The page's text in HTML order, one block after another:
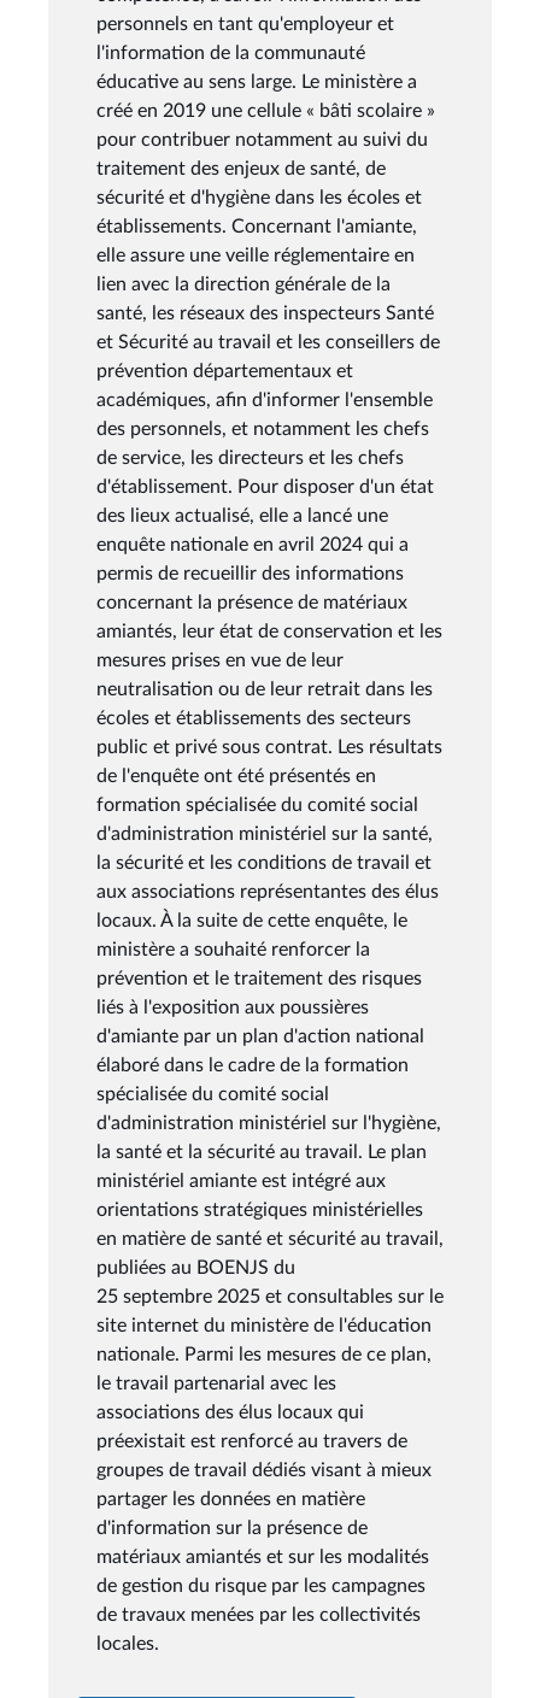
personnels en tant qu'employeur et
l'information de la communauté
éducative au sens large. Le ministère a
créé en 2019 une cellule « bâti scolaire »
pour contribuer notamment au suivi du
traitement des enjeux de santé, de
sécurité et d'hygiène dans les écoles et
établissements. Concernant l'amiante,
elle assure une veille réglementaire en
lien avec la direction générale de la
santé, les réseaux des inspecteurs Santé
et Sécurité au travail et les conseillers de
prévention départementaux et
académiques, afin d'informer l'ensemble
des personnels, et notamment les chefs
de service, les directeurs et les chefs
d'établissement. Pour disposer d'un état
des lieux actualisé, elle a lancé une
enquête nationale en avril 2024 qui a
permis de recueillir des informations
concernant la présence de matériaux
amiantés, leur état de conservation et les
mesures prises en vue de leur
neutralisation ou de leur retrait dans les
écoles et établissements des secteurs
public et privé sous contrat. Les résultats
de l'enquête ont été présentés en
formation spécialisée du comité social
d'administration ministériel sur la santé,
la sécurité et les conditions de travail et
aux associations représentantes des élus
locaux. À la suite de cette enquête, le
ministère a souhaité renforcer la
prévention et le traitement des risques
liés à l'exposition aux poussières
d'amiante par un plan d'action national
élaboré dans le cadre de la formation
spécialisée du comité social
d'administration ministériel sur l'hygiène,
la santé et la sécurité au travail. Le plan
ministériel amiante est intégré aux
orientations stratégiques ministérielles
en matière de santé et sécurité au travail,
publiées au BOENJS du
25 septembre 2025 et consultables sur le
site internet du ministère de l'éducation
nationale. Parmi les mesures de ce plan,
le travail partenarial avec les
associations des élus locaux qui
préexistait est renforcé au travers de
groupes de travail dédiés visant à mieux
partager les données en matière
d'information sur la présence de
matériaux amiantés et sur les modalités
de gestion du risque par les campagnes
de travaux menées par les collectivités
locales.